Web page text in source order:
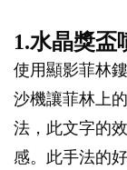
1.水晶獎盃
使用顯影菲林
沙機讓菲林上
法，此文字的
感。此手法的